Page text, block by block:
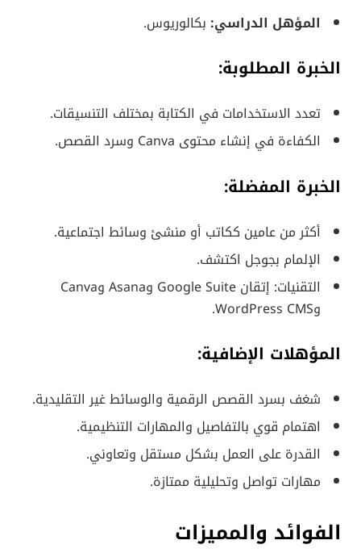
المؤهل الدراسي: بكالوريوس.
الخبرة المطلوبة:
تعدد الاستخدامات في الكتابة بمختلف التنسيقات.
الكفاءة في إنشاء محتوى Canva وسرد القصص.
الخبرة المفضلة:
أكثر من عامين ككاتب أو منشئ وسائط اجتماعية.
الإلمام بجوجل اكتشف.
التقنيات: إتقان Google Suite وAsana وCanva
وWordPress CMS.
المؤهلات الإضافية:
شغف بسرد القصص الرقمية والوسائط غير التقليدية.
اهتمام قوي بالتفاصيل والمهارات التنظيمية.
القدرة على العمل بشكل مستقل وتعاوني.
مهارات تواصل وتحليلية ممتازة.
الفوائد والمميزات